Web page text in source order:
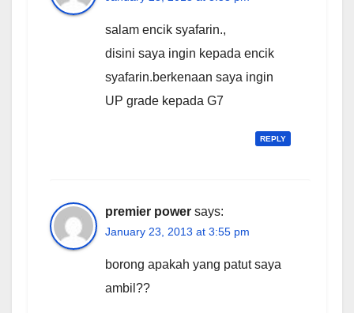
salam encik syafarin.,
disini saya ingin kepada encik
syafarin.berkenaan saya ingin
UP grade kepada G7
REPLY
premier power says:
January 23, 2013 at 3:55 pm
borong apakah yang patut saya
ambil??